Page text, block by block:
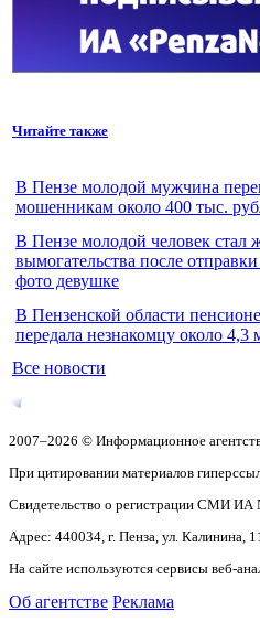
Читайте также
В Пензе молодой мужчина
мошенникам около 400 тыс.
В Пензе молодой человек стал
вымогательства после
фото девушке
В Пензенской области
передала незнакомцу около 4,3
Все новости
2007–2026 © Информационное
При цитировании материалов
Свидетельство о регистрации СМИ ИА
Адрес: 440034, г. Пенза, ул. Калинина,
На сайте используются сервисы веб-
Об агентстве Реклама